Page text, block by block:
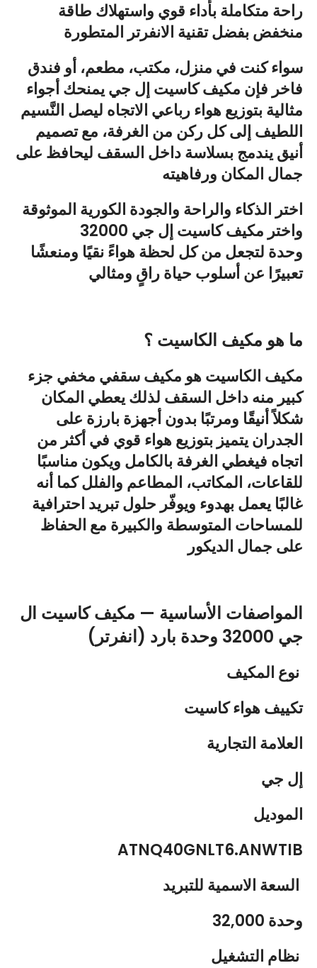
راحة متكاملة بأداء قوي واستهلاك طاقة
منخفضبفضل تقنية الانفرتر المتطورة
سواء كنت في منزل، مكتب، مطعم، أو فندق
فاخر فإن مكيف كاسيت إل جي يمنحكأجواء
مثالية بتوزيع هواء رباعي الاتجاه ليصل النَّسيم
اللطيف إلى كل ركن من الغرفة، مع تصميم
أنيق يندمج بسلاسة داخل السقف ليحافظ على
جمال المكان ورفاهيته
اختر الذكاء والراحة والجودة الكورية الموثوقة
واختر
مكيف كاسيت إل جي 32000
وحدة لتجعل من كل لحظة هواءً نقيًا ومنعشًا
تعبيرًا عن أسلوب حياة راقٍ ومثالي
ما هو مكيف الكاسيت ؟
مكيف الكاسيت هو مكيف سقفي مخفي جزء
كبير منه داخل السقف لذلك يعطي المكان
شكلاً أنيقًا ومرتبًا بدون أجهزة بارزة على
الجدران يتميز بتوزيع هواء قوي في أكثر من
اتجاه فيغطي الغرفة بالكامل ويكون مناسبًا
للقاعات، المكاتب، المطاعم والفلل كما أنه
غالبًا يعمل بهدوء ويوفّر حلول تبريد احترافية
للمساحات المتوسطة والكبيرة مع الحفاظ
على جمال الديكور
المواصفات الأساسية — مكيف كاسيت ال
جي 32000 وحدة بارد (انفرتر)
تكييف هواء كاسيت
العلامة التجارية
إل جي
الموديل
ATNQ40GNLT6.ANWTIB
32,000 وحدة